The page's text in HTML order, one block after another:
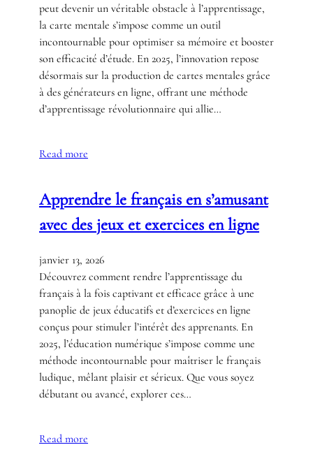
peut devenir un véritable obstacle à l’apprentissage,
la carte mentale s’impose comme un outil
incontournable pour optimiser sa mémoire et booster
son efficacité d’étude. En 2025, l’innovation repose
désormais sur la production de cartes mentales grâce
à des générateurs en ligne, offrant une méthode
d’apprentissage révolutionnaire qui allie…
Read more
Apprendre le français en s’amusant
avec des jeux et exercices en ligne
janvier 13, 2026
Découvrez comment rendre l’apprentissage du
français à la fois captivant et efficace grâce à une
panoplie de jeux éducatifs et d’exercices en ligne
conçus pour stimuler l’intérêt des apprenants. En
2025, l’éducation numérique s’impose comme une
méthode incontournable pour maîtriser le français
ludique, mêlant plaisir et sérieux. Que vous soyez
débutant ou avancé, explorer ces…
Read more